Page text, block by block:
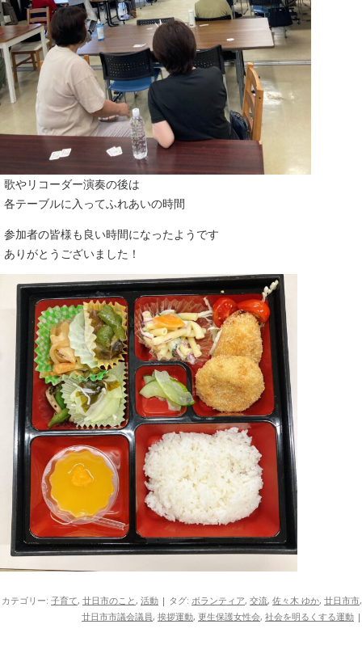
歌やリコーダー演奏の後は
各テーブルに入ってふれあいの時間
参加者の皆様も良い時間になったようです
ありがとうございました！
カテゴリー: 子育て, 廿日市のこと, 活動 | タグ: ボランティア, 交流, 佐々木 ゆか, 廿日市市,
廿日市市議会議員, 挨拶運動, 更生保護女性会, 社会を明るくする運動 |